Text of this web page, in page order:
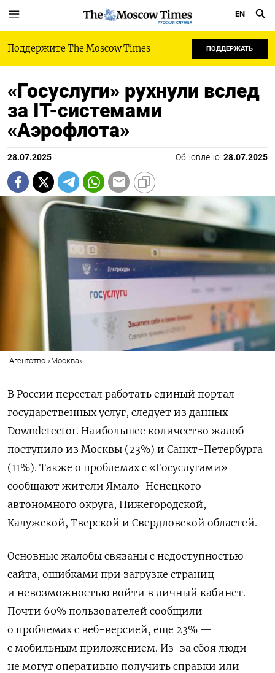
РУССКАЯ СЛУЖБА
EN
Поддержите The Moscow Times ПОДДЕРЖАТЬ
«Госуслуги» рухнули вслед
за IT-системами
«Аэрофлота»
28.07.2025 Обновлено: 28.07.2025
Агентство «Москва»
В России перестал работать единый портал
государственных услуг, следует из данных
Downdetector. Наибольшее количество жалоб
поступило из Москвы (23%) и Санкт-Петербурга
(11%). Также о проблемах с «Госуслугами»
сообщают жители Ямало-Ненецкого
автономного округа, Нижегородской,
Калужской, Тверской и Свердловской областей.
Основные жалобы связаны с недоступностью
сайта, ошибками при загрузке страниц
и невозможностью войти в личный кабинет.
Почти 60% пользователей сообщили
о проблемах с веб-версией, еще 23% —
с мобильным приложением. Из-за сбоя люди
не могут оперативно получить справки или